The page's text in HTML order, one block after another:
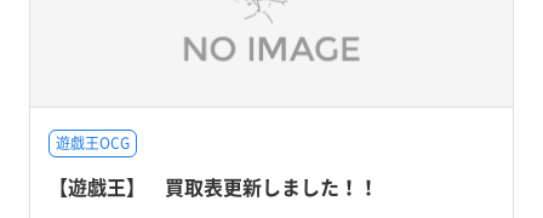
遊戯王OCG
【遊戯王】 買取表更新しました！！